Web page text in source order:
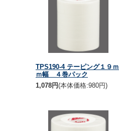
TPS190-4 テーピング１９ｍ
ｍ幅 ４巻パック
1,078円(本体価格:980円)